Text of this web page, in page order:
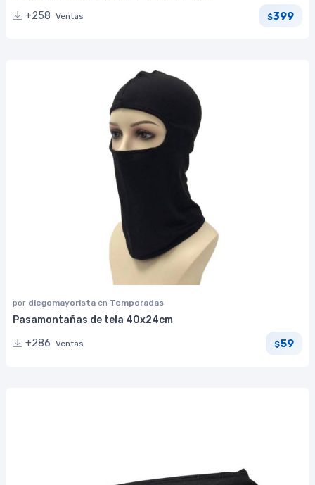
+258 Ventas $399
por diegomayorista en Temporadas
Pasamontañas de tela 40x24cm
+286 Ventas $59